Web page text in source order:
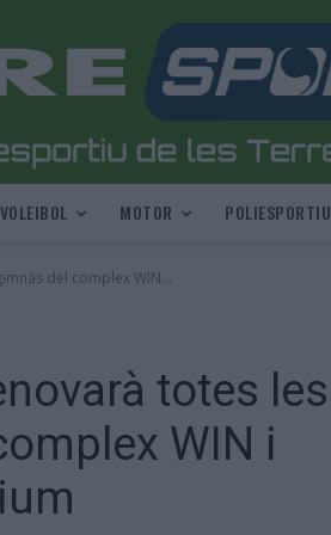
VOLEIBOL MOTOR POLIESPORTIU
del complex WIN...
totes les
WIN i